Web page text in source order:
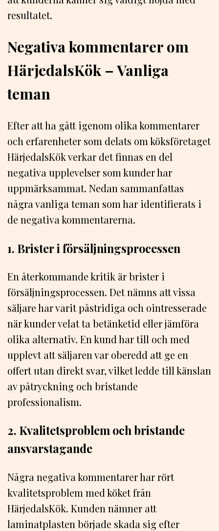
resultatet.
Negativa kommentarer om
HärjedalsKök – Vanliga
teman
Efter att ha gått igenom olika kommentarer
och erfarenheter som delats om köksföretaget
HärjedalsKök verkar det finnas en del
negativa upplevelser som kunder har
uppmärksammat. Nedan sammanfattas
några vanliga teman som har identifierats i
de negativa kommentarerna.
1. Brister i försäljningsprocessen
En återkommande kritik är brister i
försäljningsprocessen. Det nämns att vissa
säljare har varit påstridiga och ointresserade
när kunder velat ta betänketid eller jämföra
olika alternativ. En kund har till och med
upplevt att säljaren var oberedd att ge en
offert utan direkt svar, vilket ledde till känslan
av påtryckning och bristande
professionalism.
2. Kvalitetsproblem och bristande
ansvarstagande
Några negativa kommentarer har rört
kvalitetsproblem med köket från
HärjedalsKök. Kunden nämner att
laminatplasten började skada sig efter